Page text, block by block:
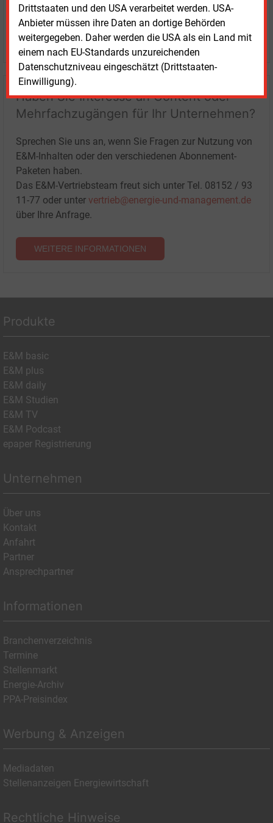
Drittstaaten und den USA verarbeitet werden. USA-
Anbieter müssen ihre Daten an dortige Behörden
weitergegeben. Daher werden die USA als ein Land mit
einem nach EU-Standards unzureichenden
Datenschutzniveau eingeschätzt (Drittstaaten-
Einwilligung).
LOGIN
Haben Sie Interesse an Content oder
Mehrfachzugängen für Ihr Unternehmen?
Sprechen Sie uns an, wenn Sie Fragen zur Nutzung von
E&M-Inhalten oder den verschiedenen Abonnement-
Paketen haben.
Das E&M-Vertriebsteam freut sich unter Tel. 08152 / 93
11-77 oder unter vertrieb@energie-und-management.de
über Ihre Anfrage.
WEITERE INFORMATIONEN
Produkte
E&M basic
E&M plus
E&M daily
E&M Studien
E&M TV
E&M Podcast
epaper Registrierung
Unternehmen
Über uns
Kontakt
Anfahrt
Partner
Ansprechpartner
Informationen
Branchenverzeichnis
Termine
Stellenmarkt
Energie-Archiv
PPA-Preisindex
Werbung & Anzeigen
Mediadaten
Stellenanzeigen Energiewirtschaft
Rechtliche Hinweise